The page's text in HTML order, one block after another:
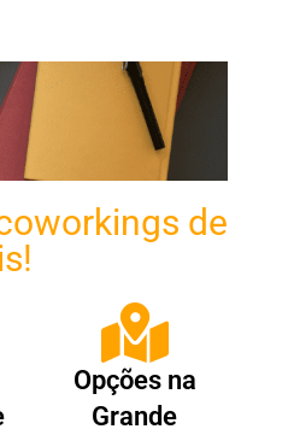
de
Opções na
Grande